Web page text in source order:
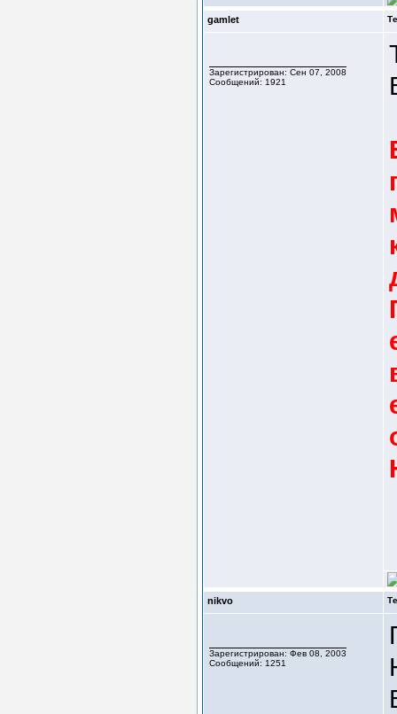
gamlet
Зарегистрирован: Сен 07, 2008
Сообщений: 1921
nikvo
Зарегистрирован: Фев 08, 2003
Сообщений: 1251